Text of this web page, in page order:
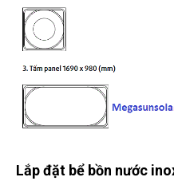
Lắp đặt bể bồn nước